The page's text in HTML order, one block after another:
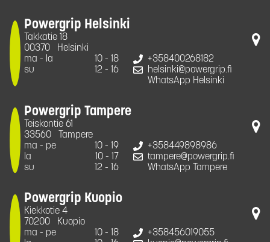
Powergrip Helsinki
Takkatie 18
00370
Helsinki
ma - la
10 - 18
su
12 - 16
+358400268182
helsinki@powergrip.fi
WhatsApp Helsinki
Powergrip Tampere
Teiskontie 61
33560
Tampere
ma - pe
10 - 19
la
10 - 17
su
12 - 16
+358449898986
tampere@powergrip.fi
WhatsApp Tampere
Powergrip Kuopio
Kiekkotie 4
70200
Kuopio
ma - pe
10 - 18
+358456019055